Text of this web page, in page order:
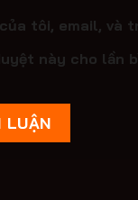
tôi, email, và
này cho lần